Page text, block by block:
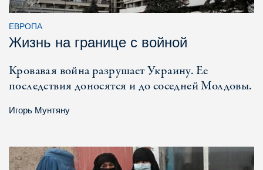
ЕВРОПА
Жизнь на границе с войной
Кровавая война разрушает Украину. Ее
последствия доносятся и до соседней Молдовы.
Игорь Мунтяну